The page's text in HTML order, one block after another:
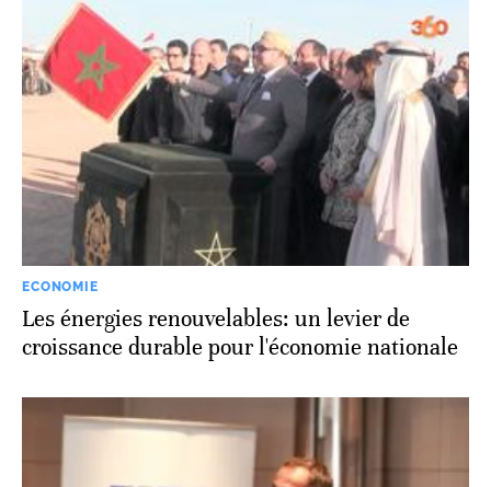
ECONOMIE
Les énergies renouvelables: un levier de
croissance durable pour l'économie nationale